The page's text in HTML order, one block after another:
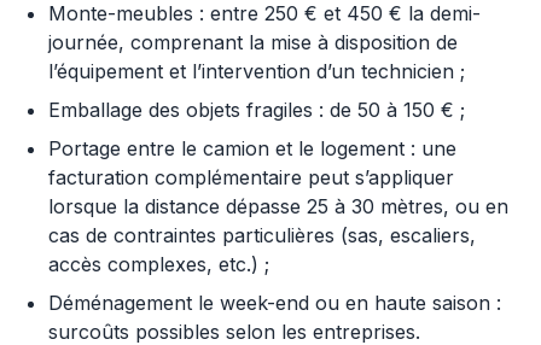
Monte-meubles : entre 250 € et 450 € la demi-
journée, comprenant la mise à disposition de
l’équipement et l’intervention d’un technicien ;
Emballage des objets fragiles : de 50 à 150 € ;
Portage entre le camion et le logement : une
facturation complémentaire peut s’appliquer
lorsque la distance dépasse 25 à 30 mètres, ou en
cas de contraintes particulières (sas, escaliers,
accès complexes, etc.) ;
Déménagement le week-end ou en haute saison :
surcoûts possibles selon les entreprises.